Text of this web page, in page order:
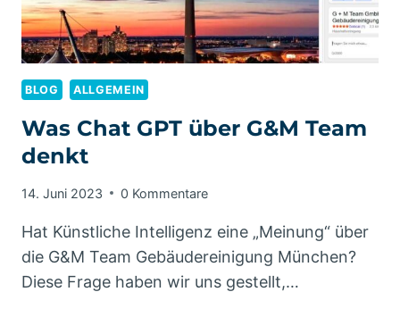
BLOG ALLGEMEIN
Was Chat GPT über G&M Team
denkt
14. Juni 2023 0 Kommentare
Hat Künstliche Intelligenz eine „Meinung“ über
die G&M Team Gebäudereinigung München?
Diese Frage haben wir uns gestellt,…